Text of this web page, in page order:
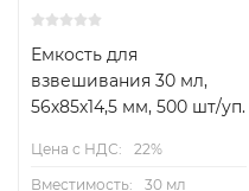
Емкость для
взвешивания 30 мл,
56х85х14,5 мм, 500 шт/уп.
Цена с НДС:
22%
Вместимость:
30 мл